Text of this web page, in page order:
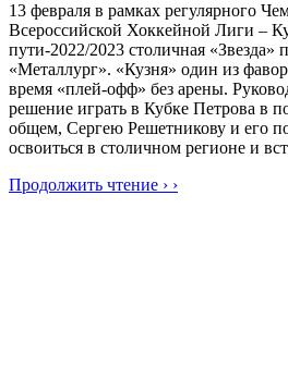
13 февраля в рамках регулярного
Всероссийской Хоккейной Лиги –
пути-2022/2023 столичная «Звезда»
«Металлург». «Кузня» один из
время «плей-офф» без арены.
решение играть в Кубке Петрова в
общем, Сергею Решетникову и его
освоиться в столичном регионе и
Продолжить чтение › ›